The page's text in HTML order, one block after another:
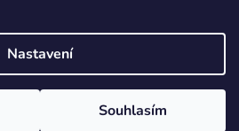
Nastavení
Souhlasím
Shoptet
PekneWeby